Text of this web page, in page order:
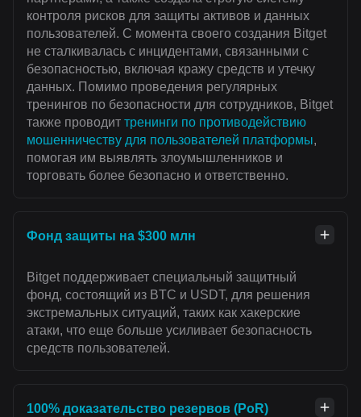
контроля рисков для защиты активов и данных
пользователей. С момента своего создания Bitget
не сталкивалась с инцидентами, связанными с
безопасностью, включая кражу средств и утечку
данных. Помимо проведения регулярных
тренингов по безопасности для сотрудников, Bitget
также проводит тренинги по противодействию
мошенничеству для пользователей платформы,
помогая им выявлять злоумышленников и
торговать более безопасно и ответственно.
Фонд защиты на $300 млн
Bitget поддерживает специальный защитный
фонд, состоящий из BTC и USDT, для решения
экстремальных ситуаций, таких как хакерские
атаки, что еще больше усиливает безопасность
средств пользователей.
100% доказательство резервов (PoR)